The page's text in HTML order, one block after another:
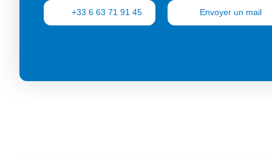
+33 6 63 71 91 45 Envoyer un mail